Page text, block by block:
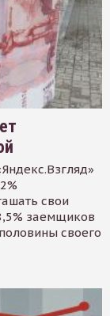
свои
заемщиков
своего